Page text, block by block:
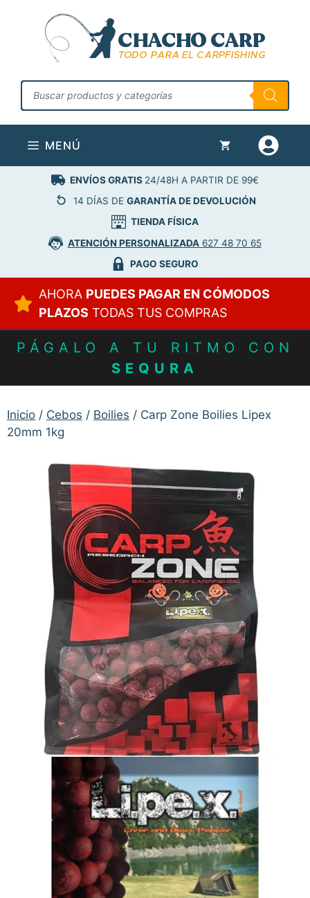
contenido
Búsqueda
de
productos
MENÚ
ENVÍOS GRATIS 24/48H A PARTIR DE 99€
14 DÍAS DE GARANTÍA DE DEVOLUCIÓN
TIENDA FÍSICA
ATENCIÓN PERSONALIZADA627 48 70 65
PAGO SEGURO
AHORA PUEDES PAGAR EN CÓMODOS
PLAZOS TODAS TUS COMPRAS
PÁGALO A TU RITMO CON
SEQURA
Inicio / Cebos / Boilies / Carp Zone Boilies Lipex
20mm 1kg